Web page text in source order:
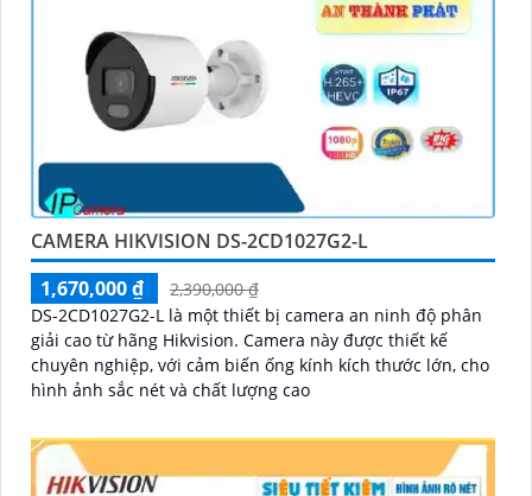
CAMERA HIKVISION DS-2CD1027G2-L
1,670,000 ₫
2,390,000 ₫
DS-2CD1027G2-L là một thiết bị camera an ninh độ phân
giải cao từ hãng Hikvision. Camera này được thiết kế
chuyên nghiệp, với cảm biến ống kính kích thước lớn, cho
hình ảnh sắc nét và chất lượng cao